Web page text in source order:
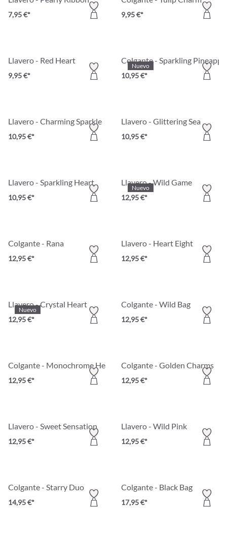
7,95 €* 9,95 €*
Llavero - Red Heart
9,95 €*
Nuevo
Colgante - Sparkling
10,95 €*
Llavero - Charming Sparkle
10,95 €*
Llavero - Glittering Sea
10,95 €*
Llavero - Sparkling Heart
10,95 €*
Nuevo
Llavero - Wild Game
12,95 €*
Colgante - Rana
12,95 €*
Llavero - Heart Eight
12,95 €*
Nuevo
Llavero - Crystal Heart
12,95 €*
Colgante - Wild Bag
12,95 €*
Colgante - Monochrome Heart
12,95 €*
Colgante - Golden Charms
12,95 €*
Llavero - Sweet Sensation
12,95 €*
Llavero - Wild Pink
12,95 €*
Colgante - Starry Duo
14,95 €*
Colgante - Black Bag
17,95 €*